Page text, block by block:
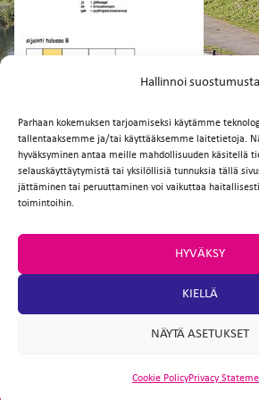
Hallinnoi suostumusta
Parhaan kokemuksen tarjoamiseksi käytämme
tallentaaksemme ja/tai käyttääksemme laitetietoja.
hyväksyminen antaa meille mahdollisuuden käsitellä
selauskäyttäytymistä tai yksilöllisiä tunnuksia tällä
jättäminen tai peruuttaminen voi vaikuttaa
toimintoihin.
HYVÄKSY
KIELLÄ
NÄYTÄ ASETUKSET
Cookie PolicyPrivacy
Facebook
TwitterEmailWhatsApp